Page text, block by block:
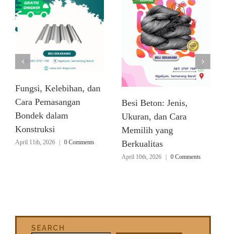
Fungsi, Kelebihan, dan
Cara Pemasangan
Bondek dalam
Konstruksi
April 11th, 2026 0 Comments
Besi Beton: Jenis,
Ukuran, dan Cara
Memilih yang
Berkualitas
April 10th, 2026 0 Comments
SEARCH